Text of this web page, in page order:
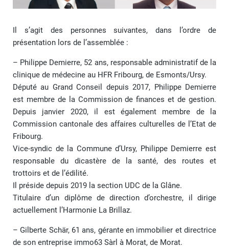
Il s’agit des personnes suivantes, dans l’ordre de
présentation lors de l’assemblée :
– Philippe Demierre, 52 ans, responsable administratif de la
clinique de médecine au HFR Fribourg, de Esmonts/Ursy.
Député au Grand Conseil depuis 2017, Philippe Demierre
est membre de la Commission de finances et de gestion.
Depuis janvier 2020, il est également membre de la
Commission cantonale des affaires culturelles de l’Etat de
Fribourg.
Vice-syndic de la Commune d’Ursy, Philippe Demierre est
responsable du dicastère de la santé, des routes et
trottoirs et de l’édilité.
Il préside depuis 2019 la section UDC de la Glâne.
Titulaire d’un diplôme de direction d’orchestre, il dirige
actuellement l’Harmonie La Brillaz.
– Gilberte Schär, 61 ans, gérante en immobilier et directrice
de son entreprise immo63 Sàrl à Morat, de Morat.